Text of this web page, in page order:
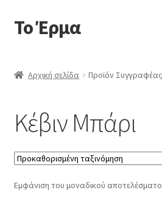
Απευθείας
μετάβαση
πλοήγηση
Μετάβαση
σε
Το Έρμα
Κατηγορίες Βιβλίων
Συχνές Ερωτήσεις
Επικοινωνία
Αρχική σελίδα Προϊόν Συγγραφέας
Κέβιν Μπάρι
Εμφάνιση του μοναδικού